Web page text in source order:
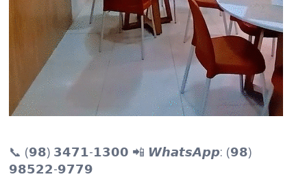
📞 (𝟵𝟴) 𝟯𝟰𝟳𝟭-𝟭𝟯𝟬𝟬 📲 𝙒𝙝𝙖𝙩𝙨𝘼𝙥𝙥: (𝟵𝟴)
𝟵𝟴𝟱𝟮𝟮-𝟵𝟳𝟳𝟵